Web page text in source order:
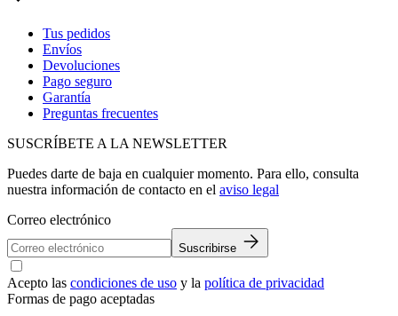
Tus pedidos
Envíos
Devoluciones
Pago seguro
Garantía
Preguntas frecuentes
SUSCRÍBETE A LA NEWSLETTER
Puedes darte de baja en cualquier momento. Para ello, consulta
nuestra información de contacto en el aviso legal
Correo electrónico
Suscribirse
Acepto las condiciones de uso y la política de privacidad
Formas de pago aceptadas